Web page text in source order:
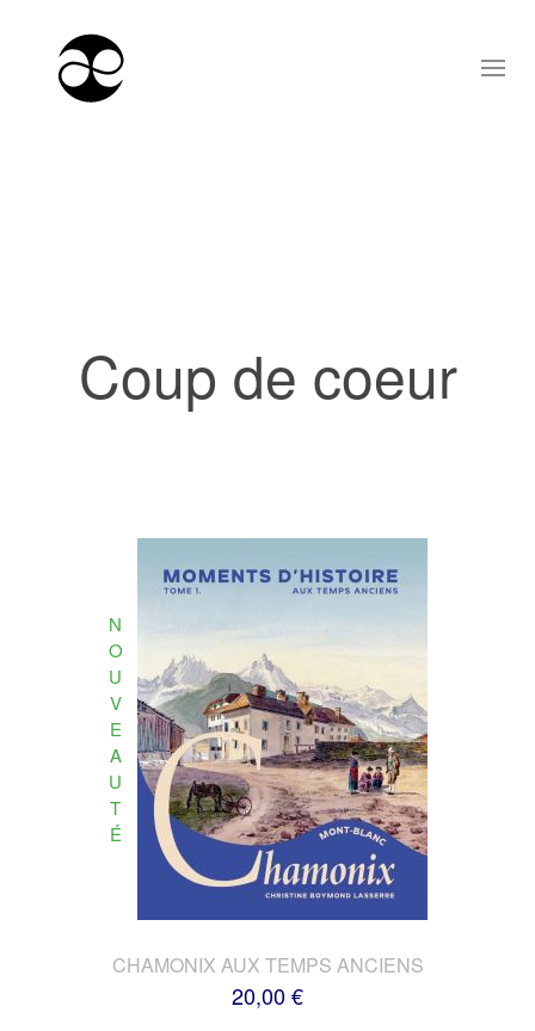
Coup de coeur
N
O
U
V
E
A
U
T
É
CHAMONIX AUX TEMPS ANCIENS
20,00 €